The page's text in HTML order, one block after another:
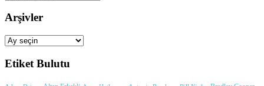
Arşivler
Arşivler
Etiket Bulutu